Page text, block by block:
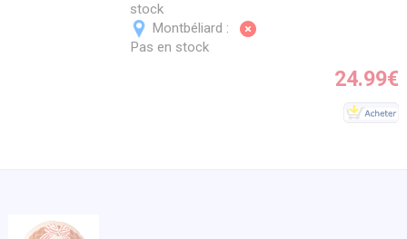
stock
Montbéliard :
Pas en stock
24.99€